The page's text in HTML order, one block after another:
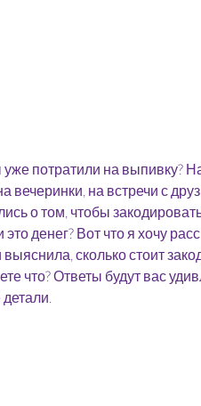
потратили на выпивку?
вечеринки, на встречи с
о том, чтобы
денег? Вот что я хочу
сколько стоит
что? Ответы будут вас
детали.